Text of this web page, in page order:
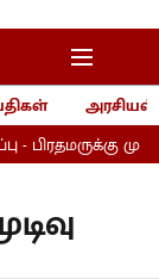
அரசியல்
- பிரதமருக்கு